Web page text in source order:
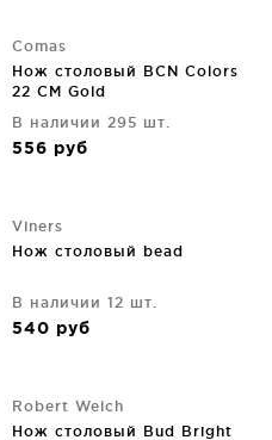
Comas
Нож столовый BCN Colors
22 CM Gold
В наличии 295 шт.
556 руб
Viners
Нож столовый bead
В наличии 12 шт.
540 руб
Robert Welch
Нож столовый Bud Bright